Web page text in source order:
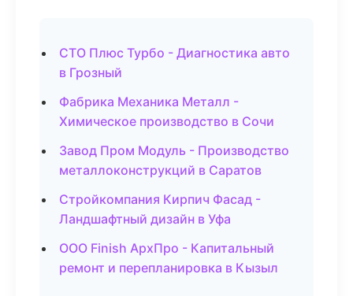
СТО Плюс Турбо - Диагностика авто
в Грозный
Фабрика Механика Металл -
Химическое производство в Сочи
Завод Пром Модуль - Производство
металлоконструкций в Саратов
Стройкомпания Кирпич Фасад -
Ландшафтный дизайн в Уфа
ООО Finish АрхПро - Капитальный
ремонт и перепланировка в Кызыл